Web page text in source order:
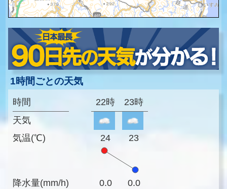
1時間ごとの天気
時間
天気
気温(℃)
降水量(mm/h)
22時 23時
24 23
0.0
0.0